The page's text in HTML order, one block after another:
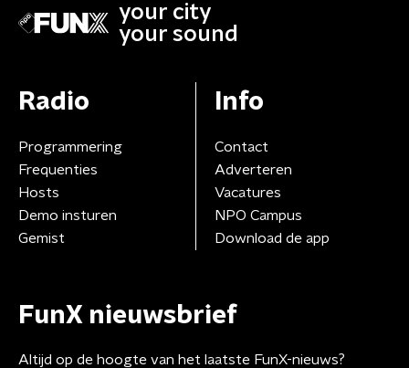
your city
your sound
Radio
Programmering
Frequenties
Hosts
Demo insturen
Gemist
Info
Contact
Adverteren
Vacatures
NPO Campus
Download de app
FunX nieuwsbrief
Altijd op de hoogte van het laatste FunX-nieuws?